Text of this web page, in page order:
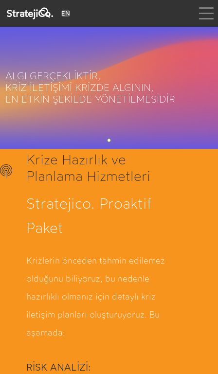
StratejiCo. EN
ALGI GERÇEKLİKTİR,
KRİZ İLETİŞİMİ KRİZDE ALGININ,
EN ETKİN ŞEKİLDE YÖNETİLMESİDİR
Krize Hazırlık ve
Planlama Hizmetleri
Stratejico. Proaktif
Paket
Krizlerin önceden tahmin edilemez
olduğunu biliyoruz, bu nedenle
hazırlıklı olmanız için detaylı kriz
iletişim planları oluşturuyoruz. Bu
aşamada:
RİSK ANALİZİ: